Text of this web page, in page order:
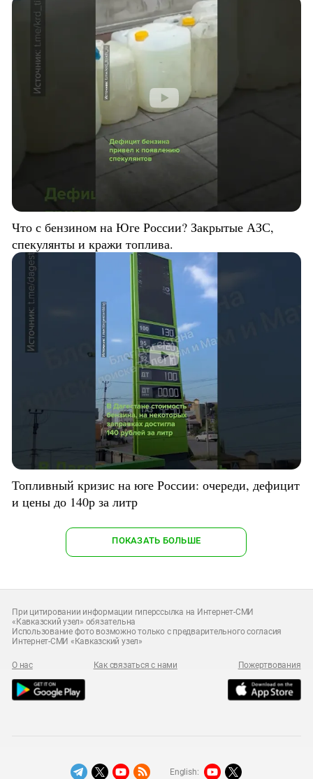
Что с бензином на Юге России? Закрытые АЗС,
спекулянты и кражи топлива.
Топливный кризис на юге России: очереди, дефицит
и цены до 140р за литр
ПОКАЗАТЬ БОЛЬШЕ
При цитировании информации гиперссылка на Интернет-СМИ
«Кавказский узел» обязательна
Использование фото возможно только с предварительного согласия
Интернет-СМИ «Кавказский узел»
О нас Как связаться с нами Пожертвования
English: